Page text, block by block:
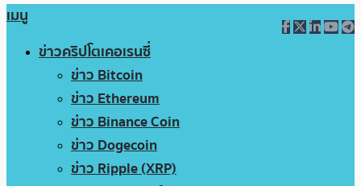
เมนู
ข่าวคริปโตเคอเรนซี่
ข่าว Bitcoin
ข่าว Ethereum
ข่าว Binance Coin
ข่าว Dogecoin
ข่าว Ripple (XRP)